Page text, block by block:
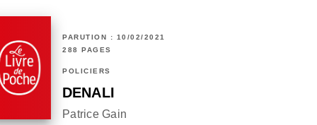
PARUTION : 10/02/2021
288 PAGES
POLICIERS
DENALI
Patrice Gain